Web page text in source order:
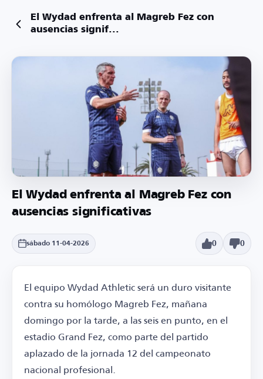
El Wydad enfrenta al Magreb Fez con
ausencias signif...
El Wydad enfrenta al Magreb Fez con
ausencias significativas
sábado 11-04-2026 0 0
El equipo Wydad Athletic será un duro visitante
contra su homólogo Magreb Fez, mañana
domingo por la tarde, a las seis en punto, en el
estadio Grand Fez, como parte del partido
aplazado de la jornada 12 del campeonato
nacional profesional.